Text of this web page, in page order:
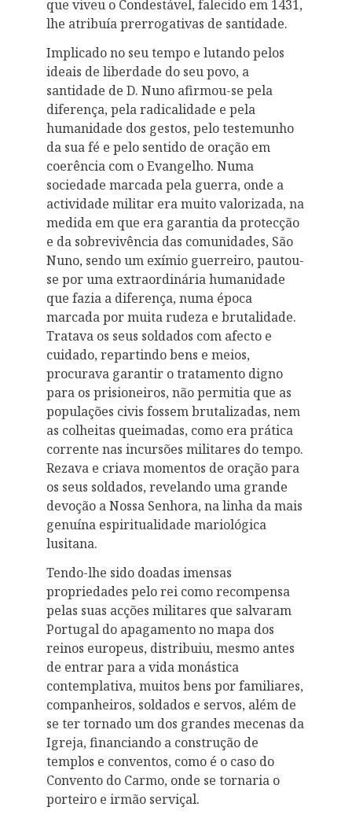
que viveu o Condestável, falecido em 1431,
lhe atribuía prerrogativas de santidade.
Implicado no seu tempo e lutando pelos
ideais de liberdade do seu povo, a
santidade de D. Nuno afirmou-se pela
diferença, pela radicalidade e pela
humanidade dos gestos, pelo testemunho
da sua fé e pelo sentido de oração em
coerência com o Evangelho. Numa
sociedade marcada pela guerra, onde a
actividade militar era muito valorizada, na
medida em que era garantia da protecção
e da sobrevivência das comunidades, São
Nuno, sendo um exímio guerreiro, pautou-
se por uma extraordinária humanidade
que fazia a diferença, numa época
marcada por muita rudeza e brutalidade.
Tratava os seus soldados com afecto e
cuidado, repartindo bens e meios,
procurava garantir o tratamento digno
para os prisioneiros, não permitia que as
populações civis fossem brutalizadas, nem
as colheitas queimadas, como era prática
corrente nas incursões militares do tempo.
Rezava e criava momentos de oração para
os seus soldados, revelando uma grande
devoção a Nossa Senhora, na linha da mais
genuína espiritualidade mariológica
lusitana.
Tendo-lhe sido doadas imensas
propriedades pelo rei como recompensa
pelas suas acções militares que salvaram
Portugal do apagamento no mapa dos
reinos europeus, distribuiu, mesmo antes
de entrar para a vida monástica
contemplativa, muitos bens por familiares,
companheiros, soldados e servos, além de
se ter tornado um dos grandes mecenas da
Igreja, financiando a construção de
templos e conventos, como é o caso do
Convento do Carmo, onde se tornaria o
porteiro e irmão serviçal.